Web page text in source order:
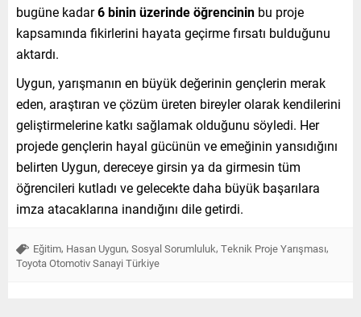
bugüne kadar6 binin üzerinde öğrencinin bu proje
kapsamında fikirlerini hayata geçirme fırsatı bulduğunu
aktardı.
Uygun, yarışmanın en büyük değerinin gençlerin merak
eden, araştıran ve çözüm üreten bireyler olarak kendilerini
geliştirmelerine katkı sağlamak olduğunu söyledi. Her
projede gençlerin hayal gücünün ve emeğinin yansıdığını
belirten Uygun, dereceye girsin ya da girmesin tüm
öğrencileri kutladı ve gelecekte daha büyük başarılara
imza atacaklarına inandığını dile getirdi.
Eğitim, Hasan Uygun, Sosyal Sorumluluk, Teknik Proje Yarışması,
Toyota Otomotiv Sanayi Türkiye